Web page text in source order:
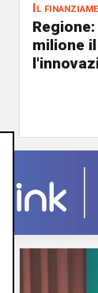
Il
milione